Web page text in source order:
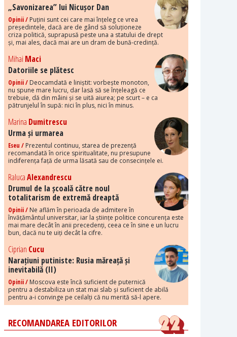
„Savonizarea” lui Nicușor Dan
Opinii / Puțini sunt cei care mai înțeleg ce vrea
președintele, dacă are de gând să soluționeze
criza politică, suprapusă peste una a statului de drept
și, mai ales, dacă mai are un dram de bună-credință.
Mihai Maci
Datoriile se plătesc
Opinii / Deocamdată e liniștit: vorbește monoton,
nu spune mare lucru, dar lasă să se înțeleagă ce
trebuie, dă din mâini și se uită aiurea; pe scurt – e ca
pătrunjelul în supă: nici în plus, nici în minus.
Marina Dumitrescu
Urma și urmarea
Eseu / Prezentul continuu, starea de prezență
recomandată în orice spiritualitate, nu presupune
indiferența față de urma lăsată sau de consecințele ei.
RalucaAlexandrescu
Drumul de la școală către noul
totalitarism de extremă dreaptă
Opinii / Ne aflăm în perioada de admitere în
învățământul universitar, iar la științe politice concurența este
mai mare decât în anii precedenți, ceea ce în sine e un lucru
bun, dacă nu te uiți decât la cifre.
Ciprian Cucu
Narațiuni putiniste: Rusia măreață și
inevitabilă (II)
Opinii / Moscova este încă suficient de puternică
pentru a destabiliza un stat mai slab și suficient de abilă
pentru a-i convinge pe ceilalți că nu merită să-l apere.
RECOMANDAREA EDITORILOR